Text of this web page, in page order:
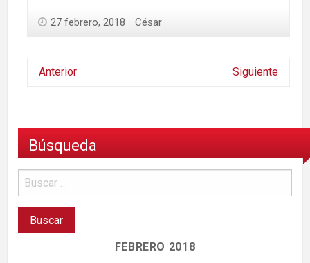
27 febrero, 2018 César
Anterior Siguiente
Búsqueda
FEBRERO 2018